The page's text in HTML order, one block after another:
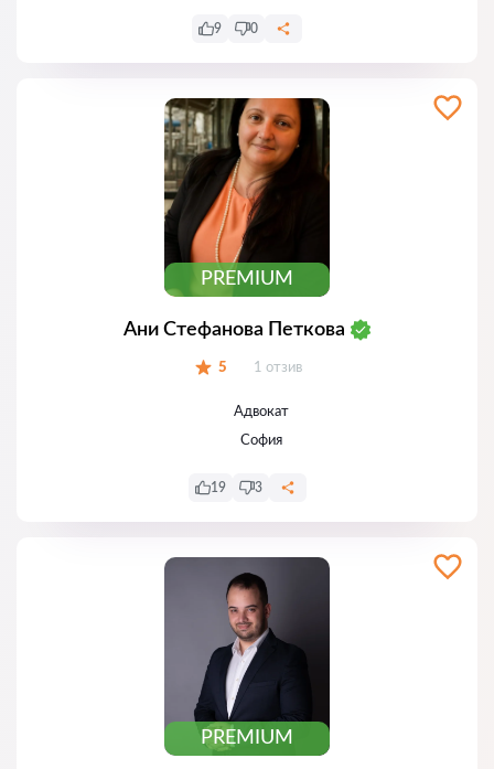
9 0
PREMIUM
Ани Стефанова Петкова
5 Отзиви:
1 отзив
Адвокат
София
19 3
PREMIUM